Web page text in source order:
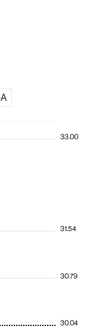
30.04
30.79
31.54
33.00